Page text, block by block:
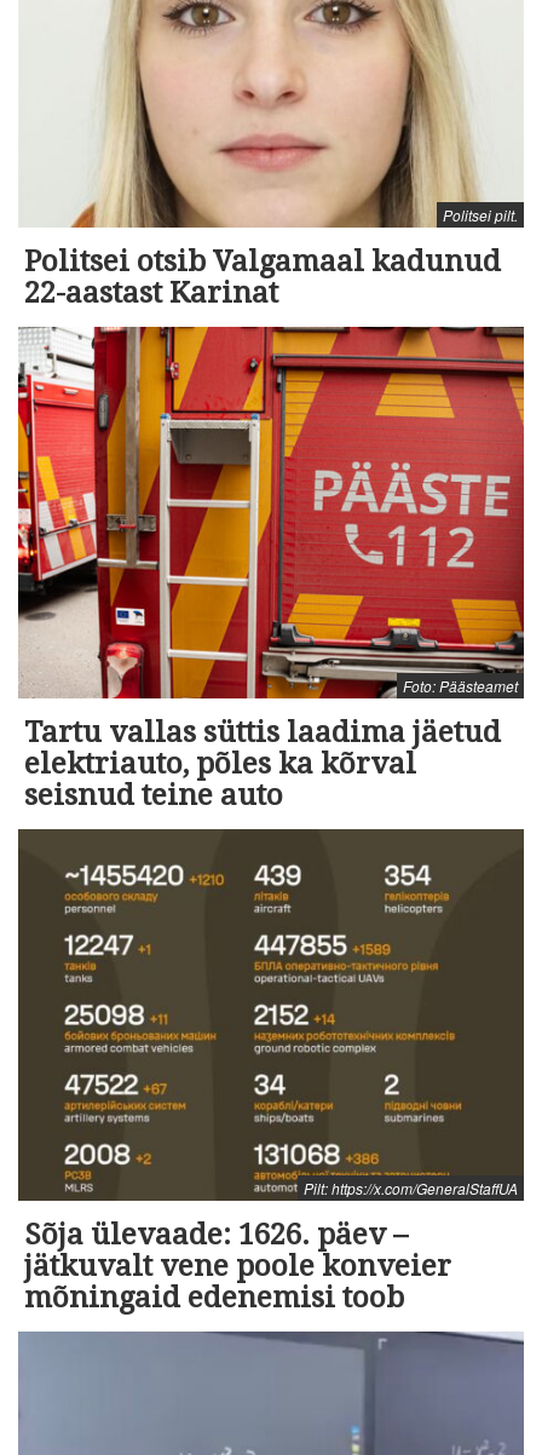
Politsei pilt.
Politsei otsib Valgamaal kadunud
22-aastast Karinat
Foto: Päästeamet
Tartu vallas süttis laadima jäetud
elektriauto, põles ka kõrval
seisnud teine auto
Pilt: https://x.com/GeneralStaffUA
Sõja ülevaade: 1626. päev –
jätkuvalt vene poole konveier
mõningaid edenemisi toob